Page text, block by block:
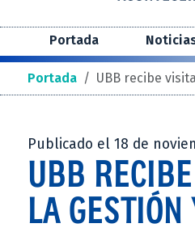
Portada
Portada / UBB recibe
Publicado el 18 de
UBB
LA GESTIÓN